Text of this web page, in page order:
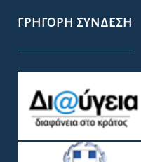
ΓΡΉΓΟΡΗ ΣΎΝΔΕΣΗ